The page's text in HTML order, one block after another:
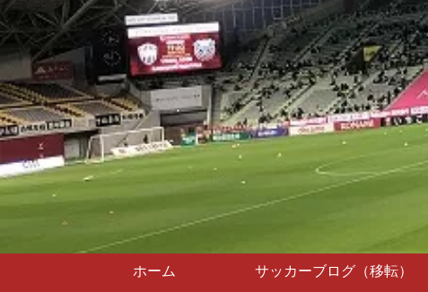
ホーム サッカーブログ（移転）